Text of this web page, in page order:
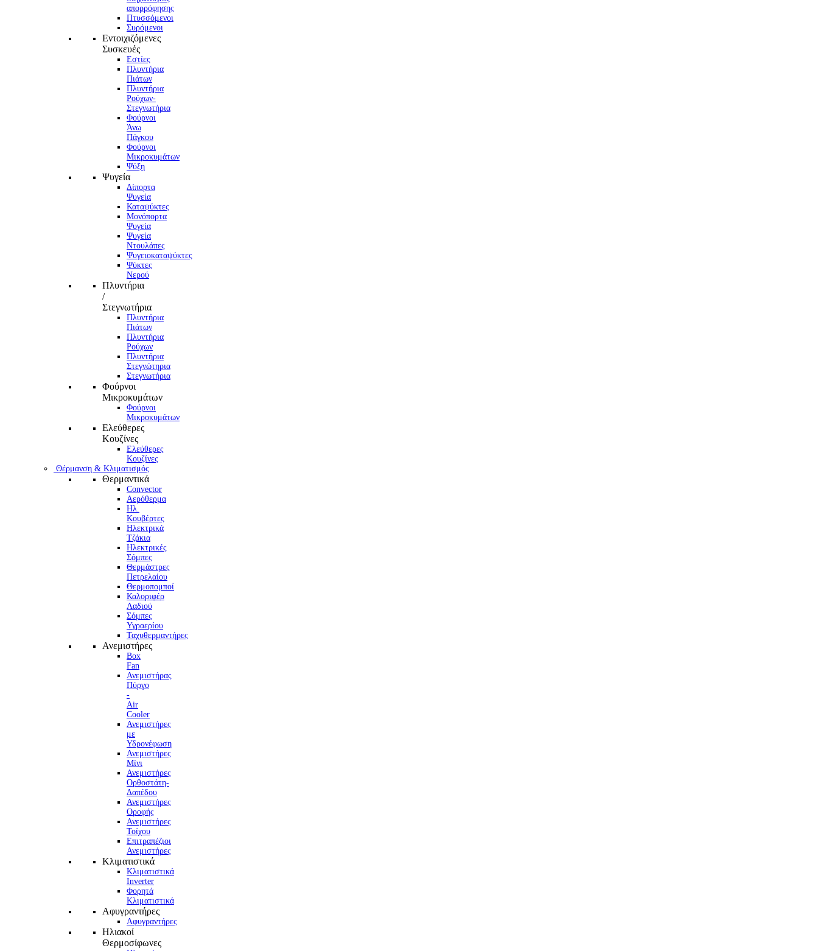
απορρόφησης
Πτυσσόμενοι
Συρόμενοι
Εντοιχιζόμενες
Συσκευές
Εστίες
Πλυντήρια
Πιάτων
Πλυντήρια
Ρούχων-
Στεγνωτήρια
Φούρνoι
Άνω
Πάγκου
Φούρνοι
Μικροκυμάτων
Ψύξη
Ψυγεία
Δίπορτα
Ψυγεία
Καταψύκτες
Μονόπορτα
Ψυγεία
Ψυγεία
Ντουλάπες
Ψυγειοκαταψύκτες
Ψύκτες
Νερού
Πλυντήρια
/
Στεγνωτήρια
Πλυντήρια
Πιάτων
Πλυντήρια
Ρούχων
Πλυντήρια
Στεγνώτηρια
Στεγνωτήρια
Φούρνοι
Μικροκυμάτων
Φούρνοι
Μικροκυμάτων
Ελεύθερες
Κουζίνες
Ελεύθερες
Κουζίνες
Θέρμανση & Κλιματισμός
Θερμαντικά
Convector
Αερόθερμα
Ηλ.
Κουβέρτες
Ηλεκτρικά
Τζάκια
Ηλεκτρικές
Σόμπες
Θερμάστρες
Πετρελαίου
Θερμοπομποί
Καλοριφέρ
Λαδιού
Σόμπες
Υγραερίου
Ταχυθερμαντήρες
Ανεμιστήρες
Box
Fan
Ανεμιστήρας
Πύργο
-
Air
Cooler
Ανεμιστήρες
με
Υδρονέφωση
Ανεμιστήρες
Μίνι
Ανεμιστήρες
Ορθοστάτη-
Δαπέδου
Ανεμιστήρες
Οροφής
Ανεμιστήρες
Τοίχου
Επιτραπέζιοι
Ανεμιστήρες
Κλιματιστικά
Κλιματιστικά
Inverter
Φορητά
Κλιματιστικά
Αφυγραντήρες
Αφυγραντήρες
Ηλιακοί
Θερμοσίφωνες